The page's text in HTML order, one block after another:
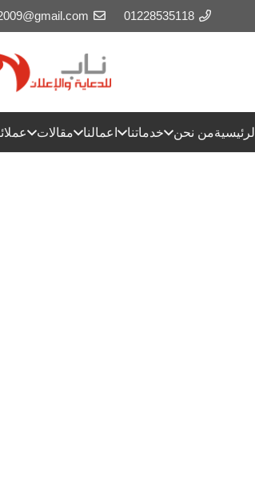
01228535118
الرئيسيةمن نحن خدماتنا اعمالنا مقالات